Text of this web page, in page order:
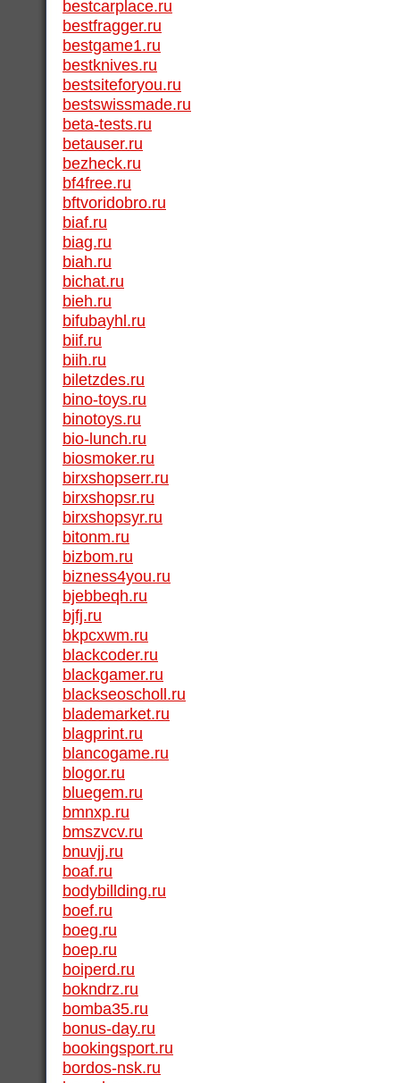
bestcarplace.ru
bestfragger.ru
bestgame1.ru
bestknives.ru
bestsiteforyou.ru
bestswissmade.ru
beta-tests.ru
betauser.ru
bezheck.ru
bf4free.ru
bftvoridobro.ru
biaf.ru
biag.ru
biah.ru
bichat.ru
bieh.ru
bifubayhl.ru
biif.ru
biih.ru
biletzdes.ru
bino-toys.ru
binotoys.ru
bio-lunch.ru
biosmoker.ru
birxshopserr.ru
birxshopsr.ru
birxshopsyr.ru
bitonm.ru
bizbom.ru
bizness4you.ru
bjebbeqh.ru
bjfj.ru
bkpcxwm.ru
blackcoder.ru
blackgamer.ru
blackseoscholl.ru
blademarket.ru
blagprint.ru
blancogame.ru
blogor.ru
bluegem.ru
bmnxp.ru
bmszvcv.ru
bnuvjj.ru
boaf.ru
bodybillding.ru
boef.ru
boeg.ru
boep.ru
boiperd.ru
bokndrz.ru
bomba35.ru
bonus-day.ru
bookingsport.ru
bordos-nsk.ru